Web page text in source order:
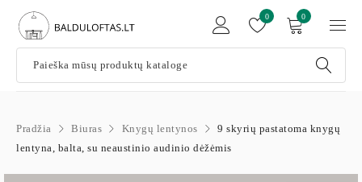
0
0
Pradžia Biuras Knygų lentynos
9 skyrių pastatoma knygų
lentyna, balta, su neaustinio audinio dėžėmis